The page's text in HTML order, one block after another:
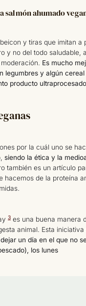
salmón ahumado
y tiras que imitan a
y no del todo saludable,
Es mucho
legumbres y algún
producto
por la cuál uno se
siendo la ética y la
también es un artículo
hacemos de la proteína
.
3 es una buena manera
animal. Esta iniciativa
un día en el que no
los lunes